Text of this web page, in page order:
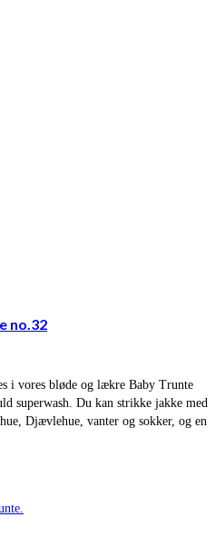
no.32
i vores bløde og lækre Baby Trunte
superwash. Du kan strikke jakke med
Djævlehue, vanter og sokker, og en